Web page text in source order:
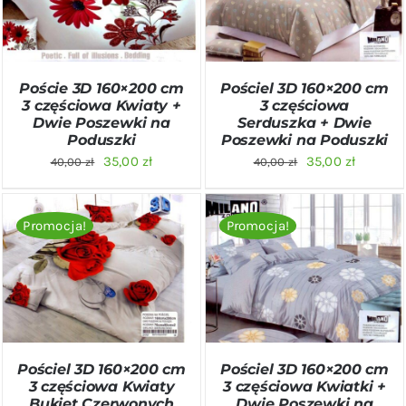
Poście 3D 160×200 cm
3 częściowa Kwiaty +
Dwie Poszewki na
Poduszki
40,00zł
Pierwotna
wynosiła:
40,00 zł.
35,00 złAktualna
wynosi:
35,00 zł.
Pościel 3D 160×200 cm
3 częściowa
Serduszka + Dwie
Poszewki na Poduszki
40,00zł
Pierwotna
wynosiła:
40,00 zł.
35,00 zł
wynosi:
35,00
Promocja!
DODAJ DO KOSZYKA
/
SZCZEGÓŁY
Pościel 3D 160×200 cm
3 częściowa Kwiaty
Promocja!
DODAJ DO KOSZYKA
/
SZCZEGÓŁY
Pościel 3D 160×200 cm
3 częściowa Kwiatki +